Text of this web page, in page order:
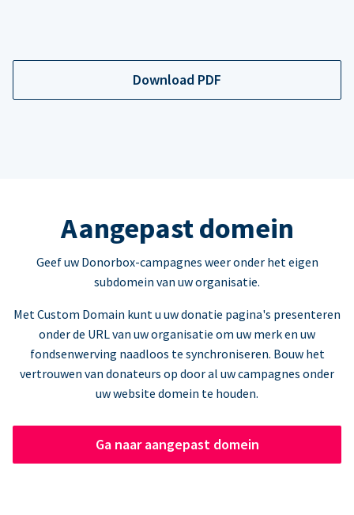
Download PDF
Aangepast domein
Geef uw Donorbox-campagnes weer onder het eigen
subdomein van uw organisatie.
Met Custom Domain kunt u uw donatie pagina's presenteren
onder de URL van uw organisatie om uw merk en uw
fondsenwerving naadloos te synchroniseren. Bouw het
vertrouwen van donateurs op door al uw campagnes onder
uw website domein te houden.
Ga naar aangepast domein